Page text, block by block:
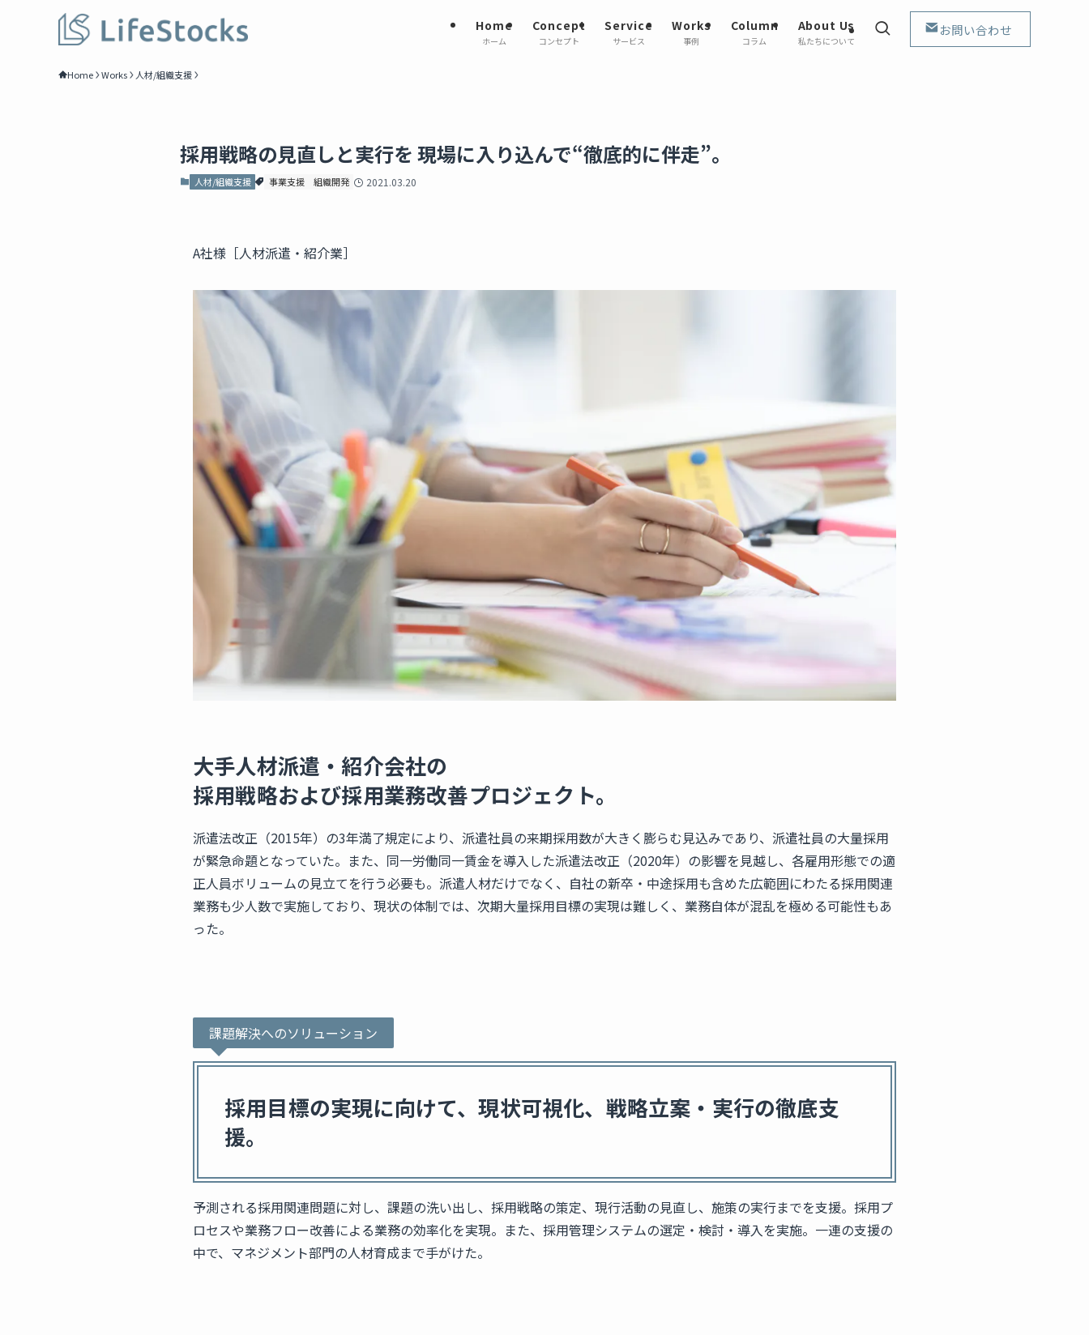
Home
ホーム
Concept
コンセプト
Service
サービス
Works
事例
Column
コラム
About Us
私たちについて
お問い合わせ
Home Works 人材/組織支援
採用戦略の見直しと実行を 現場に入り込んで“徹底的に伴走”。
人材/組織支援 事業支援 組織開発 2021.03.20
A社様［人材派遣・紹介業］
大手人材派遣・紹介会社の
採用戦略および採用業務改善プロジェクト。
派遣法改正（2015年）の3年満了規定により、派遣社員の来期採用数が大きく膨らむ見込みであり、派遣社員の大量採用
が緊急命題となっていた。また、同一労働同一賃金を導入した派遣法改正（2020年）の影響を見越し、各雇用形態での適
正人員ボリュームの見立てを行う必要も。派遣人材だけでなく、自社の新卒・中途採用も含めた広範囲にわたる採用関連
業務も少人数で実施しており、現状の体制では、次期大量採用目標の実現は難しく、業務自体が混乱を極める可能性もあ
った。
課題解決へのソリューション
採用目標の実現に向けて、現状可視化、戦略立案・実行の徹底支
援。
予測される採用関連問題に対し、課題の洗い出し、採用戦略の策定、現行活動の見直し、施策の実行までを支援。採用プ
ロセスや業務フロー改善による業務の効率化を実現。また、採用管理システムの選定・検討・導入を実施。一連の支援の
中で、マネジメント部門の人材育成まで手がけた。